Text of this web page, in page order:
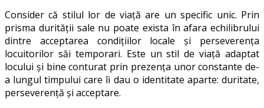
Consider că stilul lor de viaţă are un specific unic. Prin
prisma durităţii sale nu poate exista în afara echilibrului
dintre acceptarea condiţiilor locale şi perseverenţa
locuitorilor săi temporari. Este un stil de viaţă adaptat
locului şi bine conturat prin prezenţa unor constante de-
a lungul timpului care îi dau o identitate aparte: duritate,
perseverenţă şi acceptare.